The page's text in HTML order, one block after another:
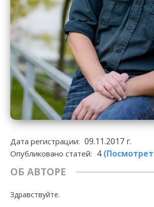
Дата регистрации: 09.11.2017 г.
Опубликовано статей: 4
ОБ АВТОРЕ
Здравствуйте.